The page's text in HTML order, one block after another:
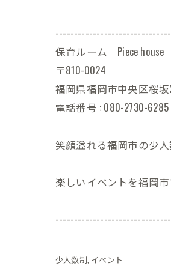
保育ルーム Piece house
〒810-0024
福岡県福岡市中央区桜
電話番号 : 080-2730-6285
笑顔溢れる福岡市の少
楽しいイベントを福岡
少人数制 イベント